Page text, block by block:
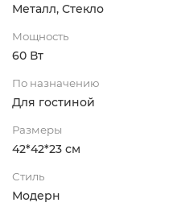
Металл, Стекло
Мощность
60 Вт
По назначению
Для гостиной
Размеры
42*42*23 см
Стиль
Модерн